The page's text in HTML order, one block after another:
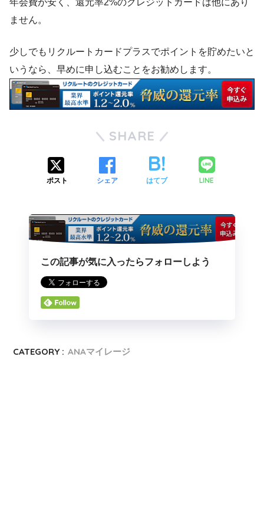
年会費が安く、還元率2%のクレジットカードは他にあり
ません。
少しでもリクルートカードプラスでポイントを貯めたいと
いうなら、早めに申し込むことをお勧めします。
SHARE
ポスト シェア はてブ LINE
この記事が気に入ったらフォローしよう
CATEGORY : ANAマイレージ